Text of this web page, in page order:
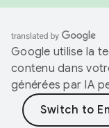
Google utilise la
contenu dans
générées par IA